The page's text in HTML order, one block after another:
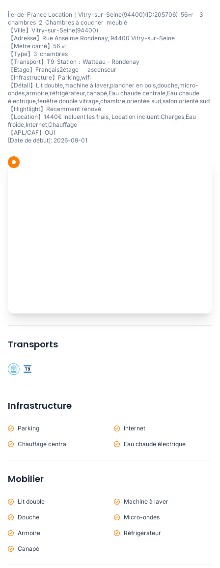
Île-de-France Location｜Vitry-sur-Seine(94400)(ID:205706) 56㎡ 3
chambres 2 Chambres à coucher meublé
【Ville】Vitry-sur-Seine(94400)
【Adresse】Rue Anselme Rondenay, 94400 Vitry-sur-Seine
【Mètre carré】56 ㎡
【Type】3 chambres
【Transport】T9 Station：Watteau - Rondenay
【Etage】Français2étage ascenseur
【Infrastructure】Parking,wifi
【Détail】Lit double,machine à laver,plancher en bois,douche,micro-
ondes,armoire,réfrigérateur,canapé,Eau chaude centrale,Eau chaude
électrique,fenêtre double vitrage,chambre orientée sud,salon orienté sud
【Hightlight】Récemment rénové
【Location】1440€ incluent les frais, Location incluent:Charges,Eau
froide,Internet,Chauffage
【APL/CAF】OUI
[Date de début]: 2026-09-01
Transports
Infrastructure
Parking Internet
Chauffage central Eau chaude électrique
Mobilier
Lit double Machine à laver
Douche Micro-ondes
Armoire Réfrigérateur
Canapé